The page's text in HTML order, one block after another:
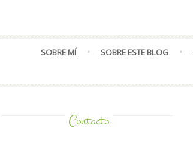
SOBRE MÍ SOBRE ESTE BLOG
Contacto